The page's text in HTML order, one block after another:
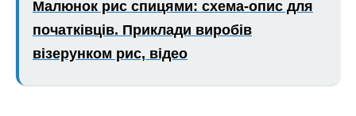
Малюнок рис спицями: схема-опис для
початківців. Приклади виробів
візерунком рис, відео